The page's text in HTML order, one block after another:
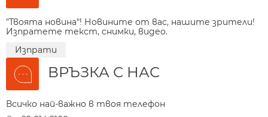
"Твоята новина"! Новините от вас, нашите зрители!
Изпратете текст, снимки, видео.
Изпрати
ВРЪЗКА С НАС
Всичко най-важно в твоя телефон